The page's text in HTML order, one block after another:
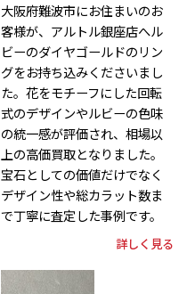
大阪府難波市にお住まいのお
客様が、アルトル銀座店へル
ビーのダイヤゴールドのリン
グをお持ち込みくださいまし
た。花をモチーフにした回転
式のデザインやルビーの色味
の統一感が評価され、相場以
上の高価買取となりました。
宝石としての価値だけでなく
デザイン性や総カラット数ま
で丁寧に査定した事例です。
詳しく見る